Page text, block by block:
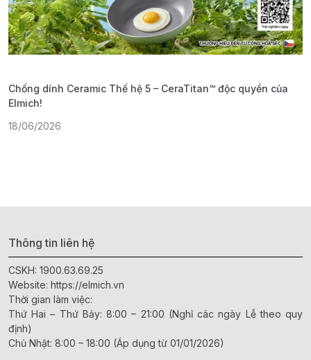
Chống dính Ceramic Thế hệ 5 – CeraTitan™ độc quyền của
Elmich!
18/06/2026
Thông tin liên hệ
CSKH: 1900.63.69.25
Website: https://elmich.vn
Thời gian làm việc:
Thứ Hai – Thứ Bảy: 8:00 – 21:00 (Nghỉ các ngày Lễ theo quy
định)
Chủ Nhật: 8:00 – 18:00 (Áp dụng từ 01/01/2026)